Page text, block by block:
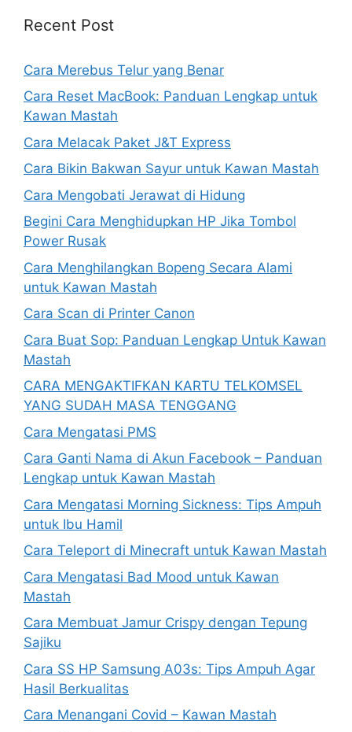
Recent Post
Cara Merebus Telur yang Benar
Cara Reset MacBook: Panduan Lengkap untuk
Kawan Mastah
Cara Melacak Paket J&T Express
Cara Bikin Bakwan Sayur untuk Kawan Mastah
Cara Mengobati Jerawat di Hidung
Begini Cara Menghidupkan HP Jika Tombol
Power Rusak
Cara Menghilangkan Bopeng Secara Alami
untuk Kawan Mastah
Cara Scan di Printer Canon
Cara Buat Sop: Panduan Lengkap Untuk Kawan
Mastah
CARA MENGAKTIFKAN KARTU TELKOMSEL
YANG SUDAH MASA TENGGANG
Cara Mengatasi PMS
Cara Ganti Nama di Akun Facebook – Panduan
Lengkap untuk Kawan Mastah
Cara Mengatasi Morning Sickness: Tips Ampuh
untuk Ibu Hamil
Cara Teleport di Minecraft untuk Kawan Mastah
Cara Mengatasi Bad Mood untuk Kawan
Mastah
Cara Membuat Jamur Crispy dengan Tepung
Sajiku
Cara SS HP Samsung A03s: Tips Ampuh Agar
Hasil Berkualitas
Cara Menangani Covid – Kawan Mastah